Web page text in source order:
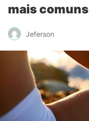
mais comuns
Jeferson